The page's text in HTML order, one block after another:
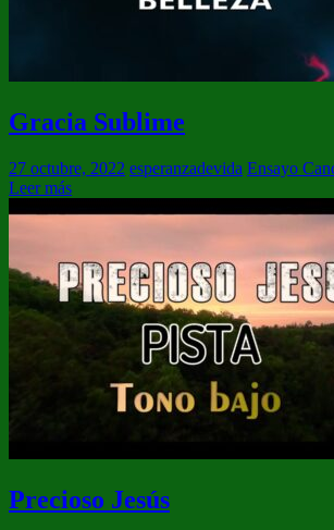
Gracia Sublime
27 octubre, 2022 esperanzadevida Ensayo
Leer más
Precioso Jesús